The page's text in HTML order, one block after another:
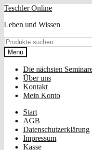
Zur
springen
Zum
springen
Teschler Online
Leben und Wissen
Suchen
nach:
Menü
Die nächsten
Über uns
Kontakt
Mein Konto
Start
AGB
Datenschutzerklärung
Impressum
Kasse